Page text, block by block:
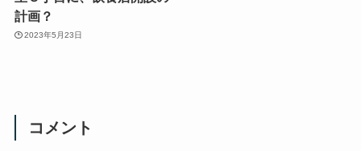
計画？
2023年5月23日
コメント